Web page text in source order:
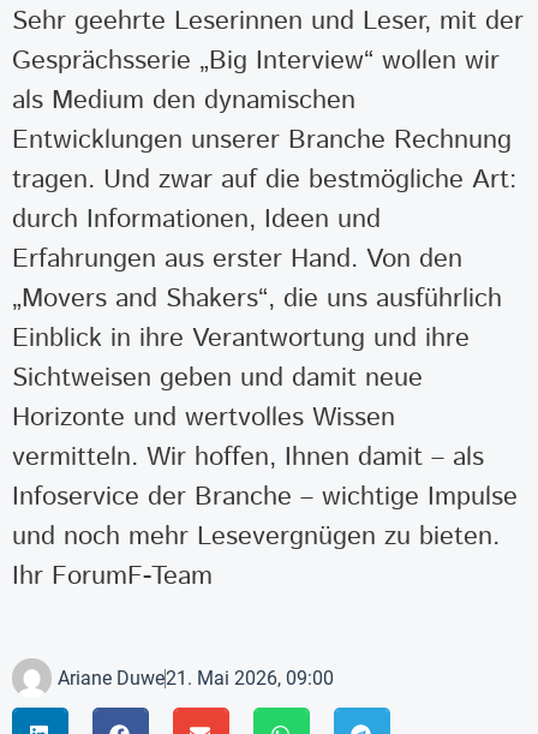
Sehr geehrte Leserinnen und Leser, mit der
Gesprächsserie „Big Interview“ wollen wir
als Medium den dynamischen
Entwicklungen unserer Branche Rechnung
tragen. Und zwar auf die bestmögliche Art:
durch Informationen, Ideen und
Erfahrungen aus erster Hand. Von den
„Movers and Shakers“, die uns ausführlich
Einblick in ihre Verantwortung und ihre
Sichtweisen geben und damit neue
Horizonte und wertvolles Wissen
vermitteln. Wir hoffen, Ihnen damit – als
Infoservice der Branche – wichtige Impulse
und noch mehr Lesevergnügen zu bieten.
Ihr ForumF-Team
Ariane Duwe21. Mai 2026, 09:00